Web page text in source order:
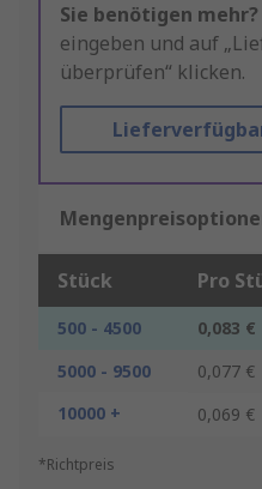
Sie benötigen mehr?
eingeben und auf
überprüfen“ klicken.
Stück Pro
500 - 4500 0,083 €
5000 - 9500
0,077 €
10000 +
0,069 €
*Richtpreis